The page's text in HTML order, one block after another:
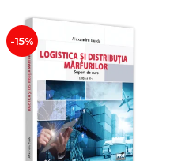
-15%